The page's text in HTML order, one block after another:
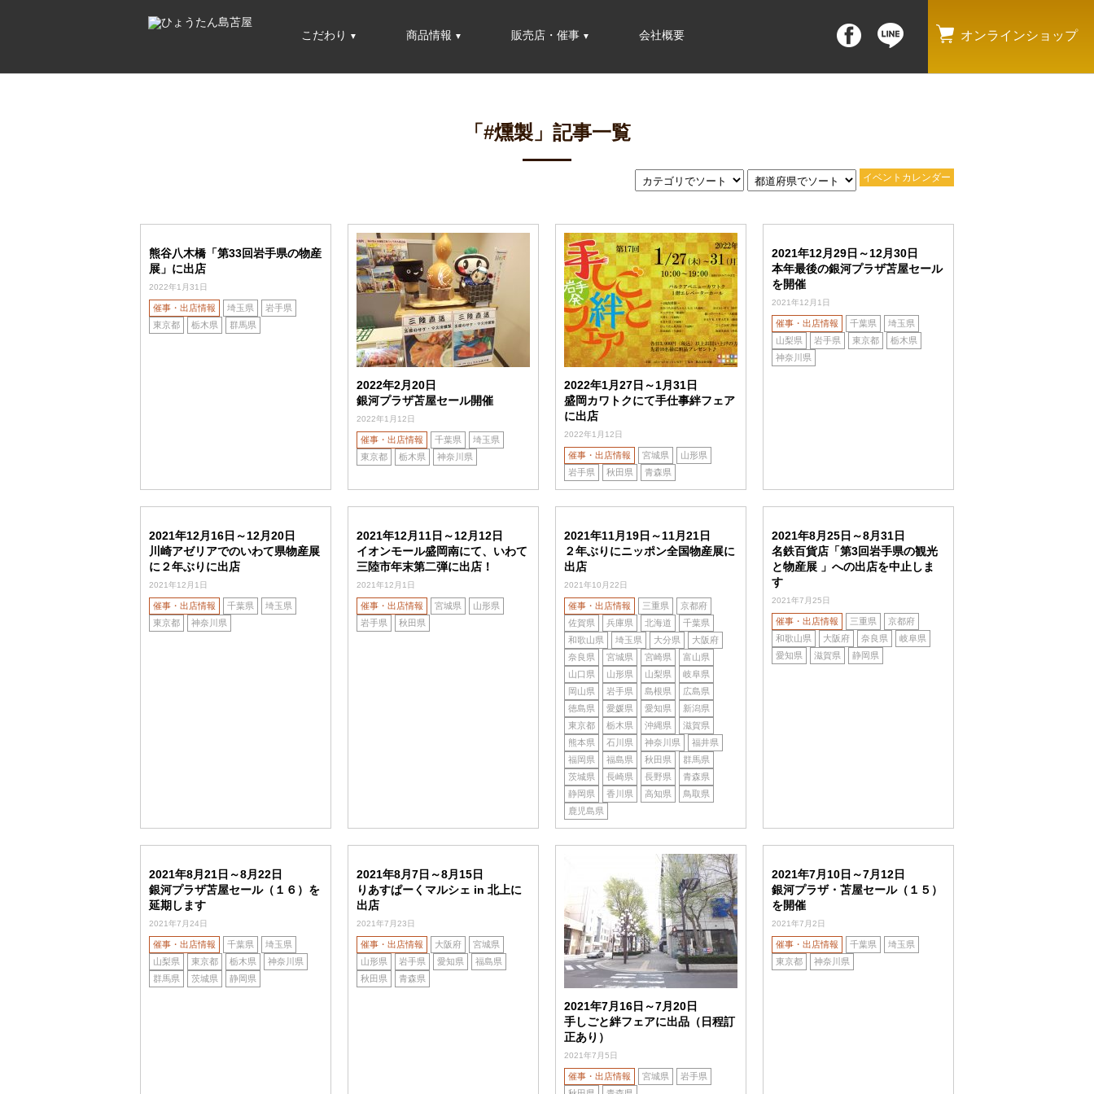
こだわり 商品情報 販売店・催事 会社概要 オンラインショップ
「#燻製」記事一覧
イベントカレンダー
熊谷八木橋「第33回岩手県の物産
展」に出店
2022年1月31日
催事・出店情報 埼玉県
岩手県
東京都
栃木県 群馬県
2022年2月20日
銀河プラザ苫屋セール開催
2022年1月12日
催事・出店情報 千葉県
埼玉県
東京都
栃木県 神奈川県
2022年1月27日～1月31日
盛岡カワトクにて手仕事絆フェア
に出店
2022年1月12日
催事・出店情報 宮城県
山形県
岩手県
秋田県 青森県
2021年12月29日～12月30日
本年最後の銀河プラザ苫屋セール
を開催
2021年12月1日
催事・出店情報 千葉県
埼玉県
山梨県
岩手県 東京都
栃木県
神奈川県
2021年12月16日～12月20日
川崎アゼリアでのいわて県物産展
に２年ぶりに出店
2021年12月1日
催事・出店情報 千葉県
埼玉県
東京都
神奈川県
2021年12月11日～12月12日
イオンモール盛岡南にて、いわて
三陸市年末第二弾に出店！
2021年12月1日
催事・出店情報 宮城県
山形県
岩手県
秋田県
2021年11月19日～11月21日
２年ぶりにニッポン全国物産展に
出店
2021年10月22日
催事・出店情報 三重県
京都府
佐賀県
兵庫県 北海道
千葉県
和歌山県
埼玉県 大分県
大阪府
奈良県
宮城県 宮崎県
富山県
山口県
山形県 山梨県
岐阜県
岡山県
岩手県 島根県
広島県
徳島県
愛媛県 愛知県
新潟県
東京都
栃木県 沖縄県
滋賀県
熊本県
石川県 神奈川県
福井県
福岡県
福島県 秋田県
群馬県
茨城県
長崎県 長野県
青森県
静岡県
香川県 高知県
鳥取県
鹿児島県
2021年8月25日～8月31日
名鉄百貨店「第3回岩手県の観光
と物産展 」への出店を中止しま
す
2021年7月25日
催事・出店情報 三重県
京都府
和歌山県
大阪府 奈良県
岐阜県
愛知県
滋賀県 静岡県
2021年8月21日～8月22日
銀河プラザ苫屋セール（１６）を
延期します
2021年7月24日
催事・出店情報 千葉県
埼玉県
山梨県
東京都 栃木県
神奈川県
群馬県
茨城県 静岡県
2021年8月7日～8月15日
りあすぱーくマルシェ in 北上に
出店
2021年7月23日
催事・出店情報 大阪府
宮城県
山形県
岩手県 愛知県
福島県
秋田県
青森県
2021年7月16日～7月20日
手しごと絆フェアに出品（日程訂
正あり）
2021年7月5日
催事・出店情報 宮城県
岩手県
2021年7月10日～7月12日
銀河プラザ・苫屋セール（１５）
を開催
2021年7月2日
催事・出店情報 千葉県
埼玉県
東京都
神奈川県